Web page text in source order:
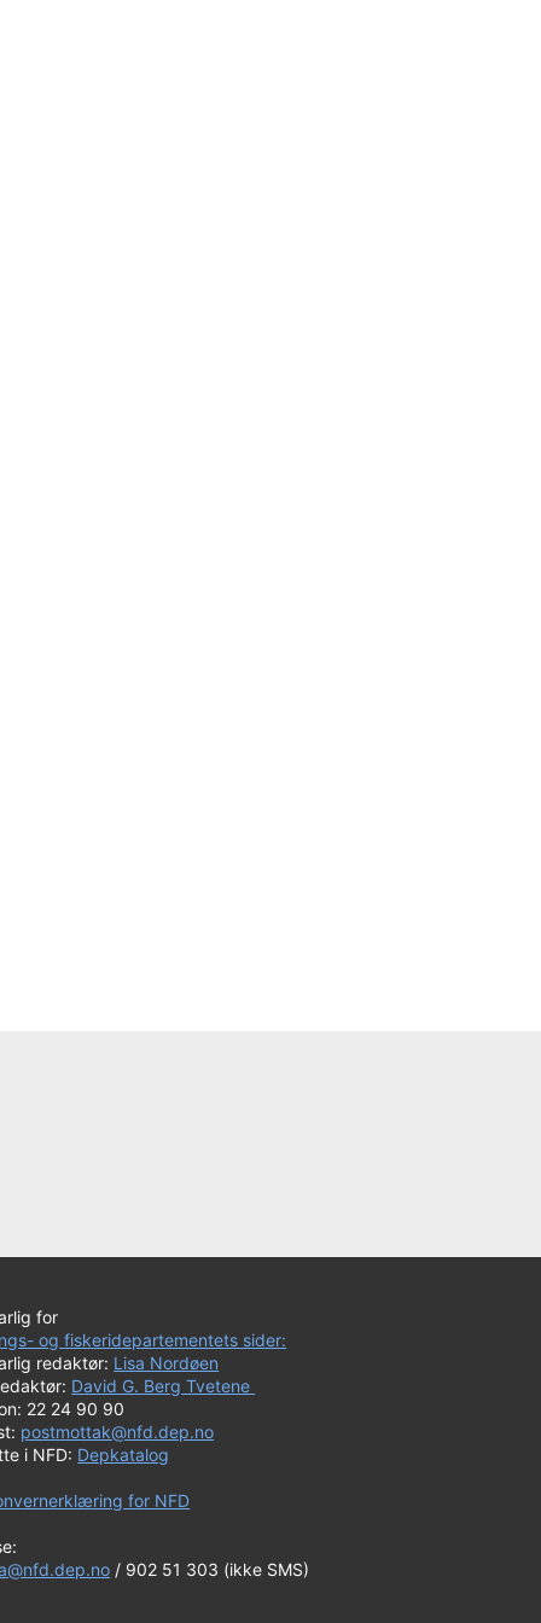
for
og fiskeridepartementets sider:
redaktør: Lisa Nordøen
David G. Berg Tvetene
22 24 90 90
postmottak@nfd.dep.no
i NFD: Depkatalog
for NFD
/ 902 51 303 (ikke SMS)